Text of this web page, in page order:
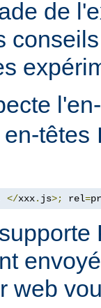
de
têtes
</xxx. js>; rel=
web